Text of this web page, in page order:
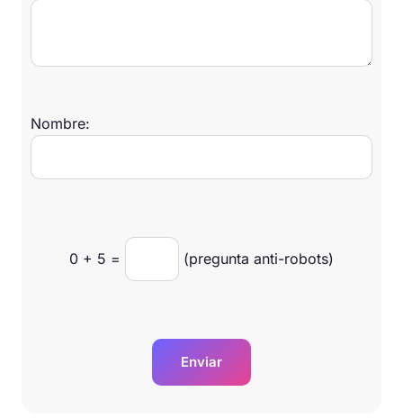
Nombre:
0 + 5 = (pregunta anti-robots)
Enviar